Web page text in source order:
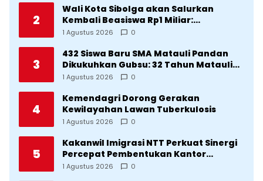
2
Wali Kota Sibolga akan Salurkan
Kembali Beasiswa Rp1 Miliar:
Diproritaskan Mahasiswa Korban
1 Agustus 2026 0
3
432 Siswa Baru SMA Matauli Pandan
Dikukuhkan Gubsu: 32 Tahun Matauli
Cetak SDM Unggul
1 Agustus 2026 0
4
Kemendagri Dorong Gerakan
Kewilayahan Lawan Tuberkulosis
1 Agustus 2026 0
5
Kakanwil Imigrasi NTT Perkuat Sinergi
Percepat Pembentukan Kantor
Imigrasi Sumba Timur
1 Agustus 2026 0